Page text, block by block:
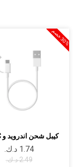
كيبل شحن اندرويد و Type C
‏1.74 د.ك.‏
‏2.49 د.ك.‏
3
0
%
خ
ص
م